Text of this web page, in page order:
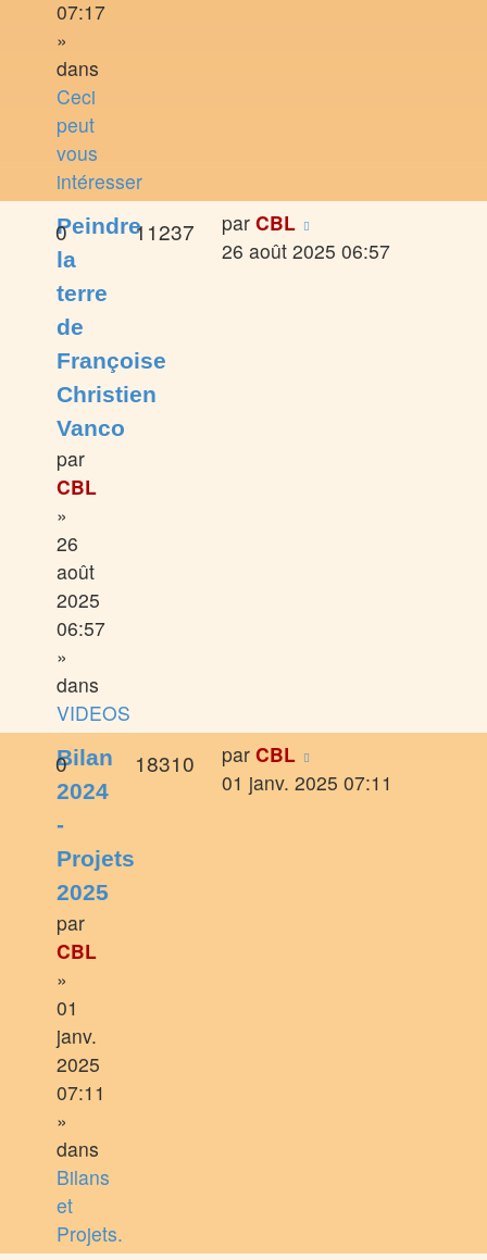
07:17
»
dans
Ceci
peut
vous
intéresser
Peindre
la
terre
de
Françoise
Christien
Vanco
par
CBL
»
26
août
2025
06:57
»
dans
VIDEOS
0 11237 par CBL
26 août 2025 06:57
Bilan
2024
-
Projets
2025
par
CBL
»
01
janv.
2025
07:11
»
dans
Bilans
et
Projets.
0 18310 par CBL
01 janv. 2025 07:11